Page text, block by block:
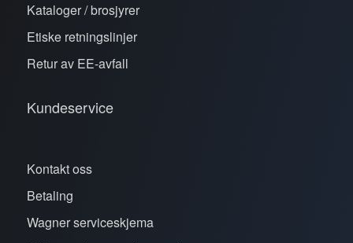
Kataloger / brosjyrer
Etiske retningslinjer
Retur av EE-avfall
Kundeservice
Kontakt oss
Betaling
Wagner serviceskjema